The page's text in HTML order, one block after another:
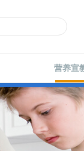
营养宣